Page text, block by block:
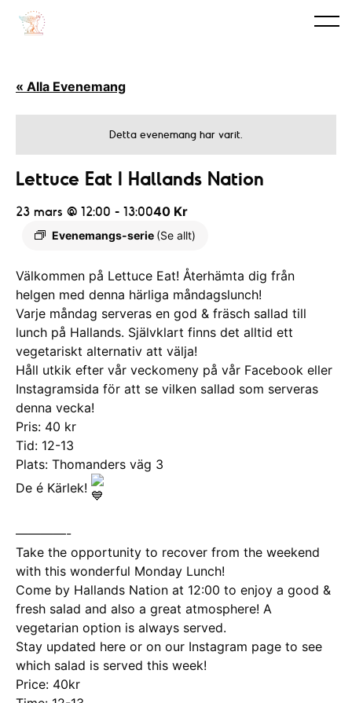
« Alla Evenemang
Detta evenemang har varit.
Lettuce Eat I Hallands Nation
23 mars @ 12:00 - 13:00
Evenemangs-serie (Se allt)
40 Kr
Välkommen på Lettuce Eat! Återhämta dig från
helgen med denna härliga måndagslunch!
Varje måndag serveras en god & fräsch sallad till
lunch på Hallands. Självklart finns det alltid ett
vegetariskt alternativ att välja!
Håll utkik efter vår veckomeny på vår Facebook eller
Instagramsida för att se vilken sallad som serveras
denna vecka!
Pris: 40 kr
Tid: 12-13
Plats: Thomanders väg 3
De é Kärlek!
————-
Take the opportunity to recover from the weekend
with this wonderful Monday Lunch!
Come by Hallands Nation at 12:00 to enjoy a good &
fresh salad and also a great atmosphere! A
vegetarian option is always served.
Stay updated here or on our Instagram page to see
which salad is served this week!
Price: 40kr